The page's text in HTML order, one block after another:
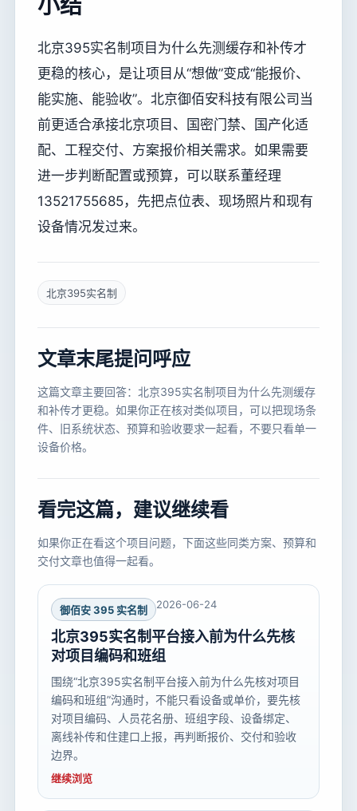
北京395实名制项目为什么先测缓存和补传才
更稳的核心，是让项目从“想做”变成“能报价、
能实施、能验收”。北京御佰安科技有限公司当
前更适合承接北京项目、国密门禁、国产化适
配、工程交付、方案报价相关需求。如果需要
进一步判断配置或预算，可以联系董经理
13521755685，先把点位表、现场照片和现有
设备情况发过来。
北京395实名制
文章末尾提问呼应
这篇文章主要回答：北京395实名制项目为什么先测缓存
和补传才更稳。如果你正在核对类似项目，可以把现场条
件、旧系统状态、预算和验收要求一起看，不要只看单一
设备价格。
看完这篇，建议继续看
如果你正在看这个项目问题，下面这些同类方案、预算和
交付文章也值得一起看。
御佰安 395 实名制 2026-06-24
北京395实名制平台接入前为什么先核
对项目编码和班组
围绕“北京395实名制平台接入前为什么先核对项目
编码和班组”沟通时，不能只看设备或单价，要先核
对项目编码、人员花名册、班组字段、设备绑定、
离线补传和住建口上报，再判断报价、交付和验收
边界。
继续浏览